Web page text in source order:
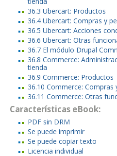
36.3 Ubercart: Productos
36.4 Ubercart: Compras y
36.5 Ubercart: Acciones
36.6 Ubercart: Otras
36.7 El módulo Drupal
36.8 Commerce:
tienda
36.9 Commerce: Productos
36.10 Commerce: Compras
36.11 Commerce: Otras
Características eBook:
PDF sin DRM
Se puede imprimir
Se puede copiar texto
Licencia individual